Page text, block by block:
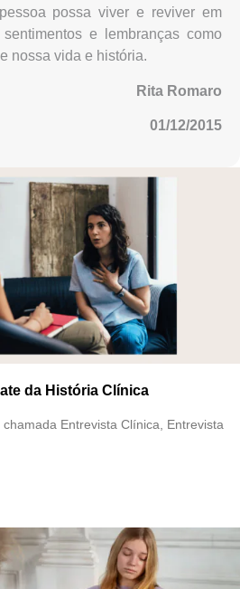
possa viver e reviver em
e lembranças como
nossa vida e história.
Rita Romaro
01/12/2015
da História Clínica
Entrevista Clínica, Entrevista